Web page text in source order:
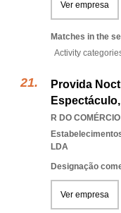
Ver empresa
Matches in the
Activity
Provida
R DO
LDA
Designação
Ver empresa